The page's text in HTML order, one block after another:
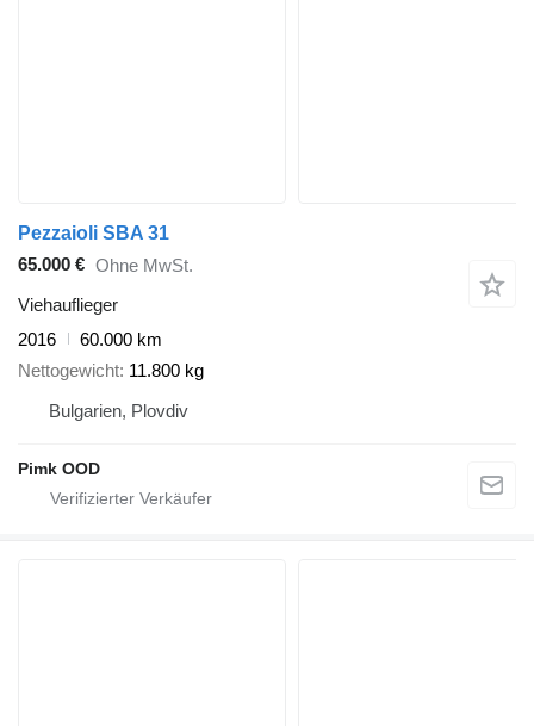
Pezzaioli SBA 31
65.000 € Ohne MwSt.
Viehauflieger
2016
60.000 km
Nettogewicht 11.800 kg
Bulgarien, Plovdiv
Pimk OOD